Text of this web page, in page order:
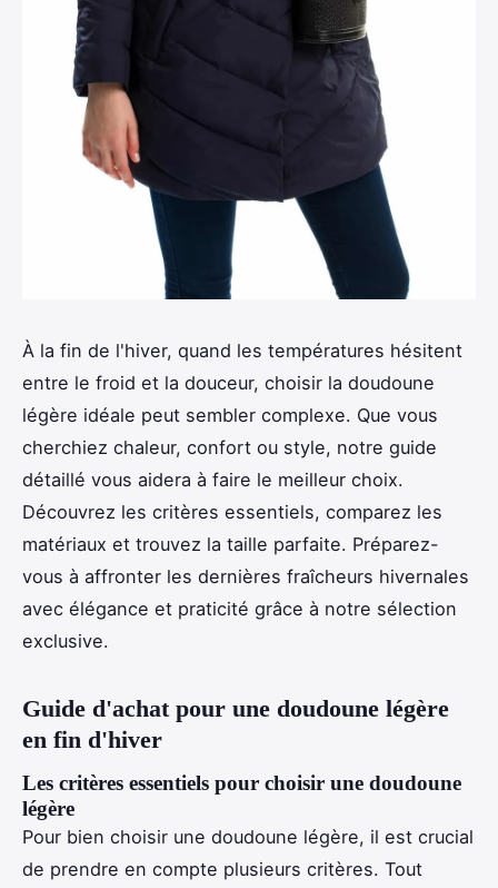
À la fin de l'hiver, quand les températures hésitent
entre le froid et la douceur, choisir la doudoune
légère idéale peut sembler complexe. Que vous
cherchiez chaleur, confort ou style, notre guide
détaillé vous aidera à faire le meilleur choix.
Découvrez les critères essentiels, comparez les
matériaux et trouvez la taille parfaite. Préparez-
vous à affronter les dernières fraîcheurs hivernales
avec élégance et praticité grâce à notre sélection
exclusive.
Guide d'achat pour une doudoune légère
en fin d'hiver
Les critères essentiels pour choisir une doudoune
légère
Pour bien choisir une doudoune légère, il est crucial
de prendre en compte plusieurs critères. Tout